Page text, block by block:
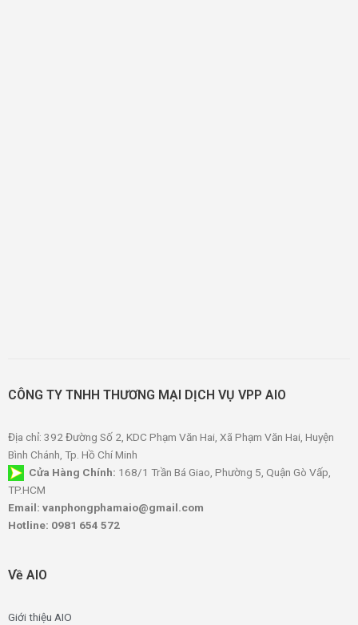
CÔNG TY TNHH THƯƠNG MẠI DỊCH VỤ VPP AIO
Địa chỉ: 392 Đường Số 2, KDC Phạm Văn Hai, Xã Phạm Văn Hai, Huyện
Bình Chánh, Tp. Hồ Chí Minh
Cửa Hàng Chính: 168/1 Trần Bá Giao, Phường 5, Quận Gò Vấp,
TP.HCM
Email: vanphongphamaio@gmail.com
Hotline: 0981 654 572
Về AIO
Giới thiệu AIO